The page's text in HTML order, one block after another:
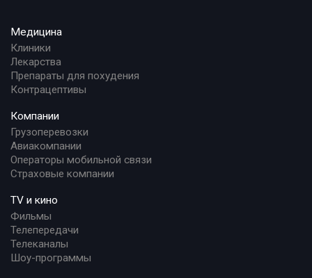
Медицина
Клиники
Лекарства
Препараты для похудения
Контрацептивы
Компании
Грузоперевозки
Авиакомпании
Операторы мобильной связи
Страховые компании
TV и кино
Фильмы
Телепередачи
Телеканалы
Шоу-программы